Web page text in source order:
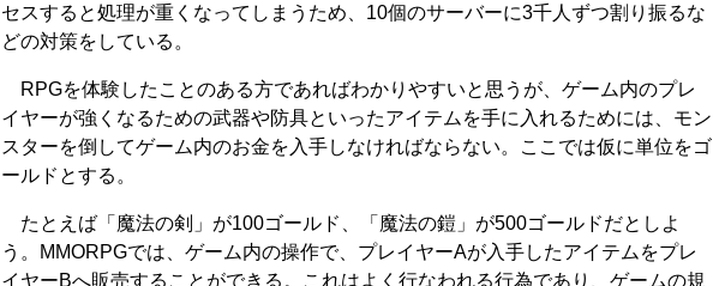
セスすると処理が重くなってしまうため、10個のサーバーに3千人ずつ割り振るな
どの対策をしている。
RPGを体験したことのある方であればわかりやすいと思うが、ゲーム内のプレ
イヤーが強くなるための武器や防具といったアイテムを手に入れるためには、モン
スターを倒してゲーム内のお金を入手しなければならない。ここでは仮に単位をゴ
ールドとする。
たとえば「魔法の剣」が100ゴールド、「魔法の鎧」が500ゴールドだとしよ
う。MMORPGでは、ゲーム内の操作で、プレイヤーAが入手したアイテムをプレ
イヤーBへ販売することができる。これはよく行なわれる行為であり、ゲームの規